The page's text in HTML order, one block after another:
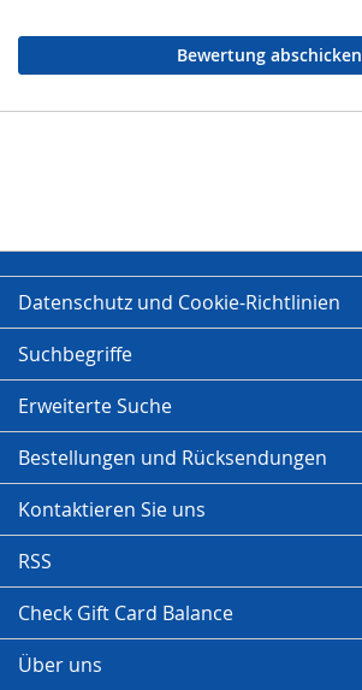
Bewertung abschicken
Datenschutz und Cookie-Richtlinien
Suchbegriffe
Erweiterte Suche
Bestellungen und Rücksendungen
Kontaktieren Sie uns
RSS
Check Gift Card Balance
Über uns